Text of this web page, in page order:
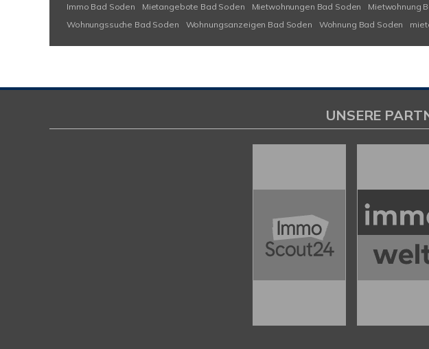
Immo Bad Soden Mietangebote Bad Soden Mietwohnungen Bad Soden Mietwohnung
Wohnungssuche Bad Soden
Wohnungsanzeigen Bad Soden Wohnung Bad Soden
UNSERE